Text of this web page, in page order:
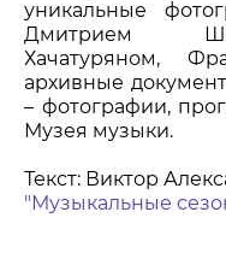
уникальные
Дмитрием
Хачатуряном,
архивные
– фотографии,
Музея музыки.
Текст: Виктор
"Музыкальные